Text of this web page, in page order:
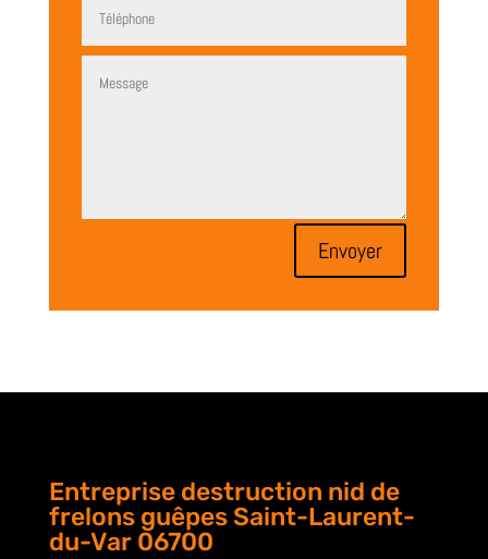
Envoyer
Entreprise destruction nid de
frelons guêpes Saint-Laurent-
du-Var 06700